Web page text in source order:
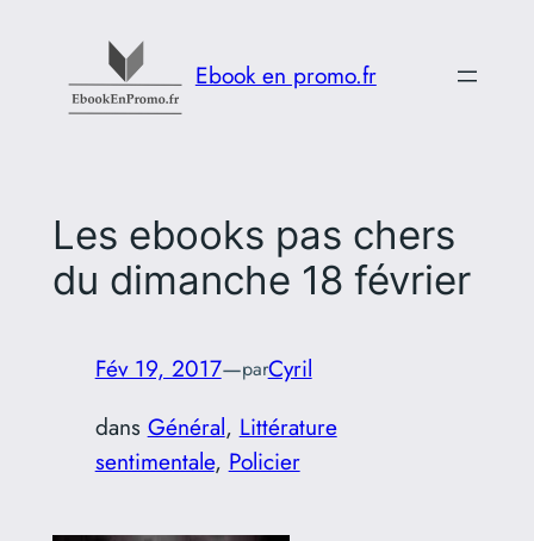
contenu
Ebook en promo.fr
Les ebooks pas chers
du dimanche 18 février
Fév 19, 2017—parCyril
dans Général, Littérature
sentimentale, Policier